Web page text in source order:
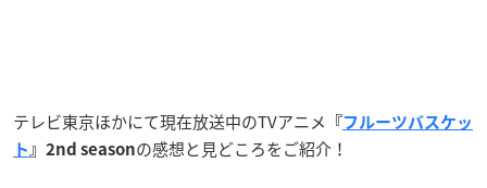
テレビ東京ほかにて現在放送中のTVアニメ 『フルーツバスケッ
ト 』2nd seasonの感想と見どころをご紹介！